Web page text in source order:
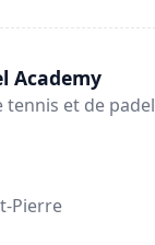
Academy
tennis et de padel
Pierre